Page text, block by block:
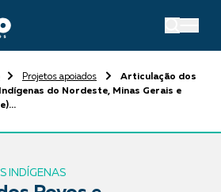
Projetos apoiados
Articulação dos
do Nordeste, Minas Gerais e
INDÍGENAS